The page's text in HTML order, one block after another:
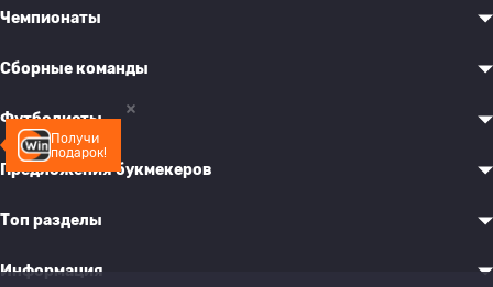
Получи
подарок!
Чемпионаты
Сборные команды
Футболисты
Предложения букмекеров
Топ разделы
Информация